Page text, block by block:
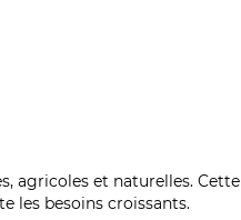
agricoles et naturelles. Cette
les besoins croissants.